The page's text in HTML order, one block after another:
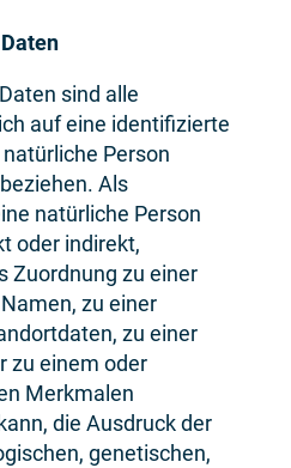
sind alle
auf eine identifizierte
Person
Als
natürliche Person
oder indirekt,
Zuordnung zu einer
zu einer
zu einer
zu einem oder
Merkmalen
die Ausdruck der
genetischen,